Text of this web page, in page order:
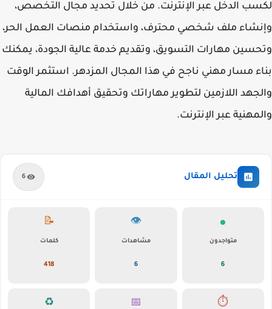
لكسب الدخل عبر الإنترنت. من خلال تحديد مجال التخصص،
وإنشاء ملف شخصي محترف، واستخدام منصات العمل الحر،
وتحسين مهارات التسويق، وتقديم خدمة عالية الجودة، يمكنك
بناء مسار مهني ناجح في هذا المجال المزدهر. استثمر الوقت
والجهد اللازمين لتطوير مهاراتك وتحقيق أهدافك المالية
والمهنية عبر الإنترنت.
تحليل المقال 6
متواجدون
7
👁️
مشاهدات
6
📝
كلمات
418
⏱️
📅
♻️